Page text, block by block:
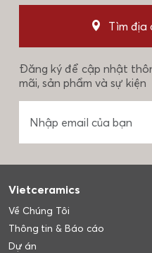
Tìm địa
Đăng ký để cập nhật
mãi, sản phẩm và sự kiện
Vietceramics
Về Chúng Tôi
Thông tin & Báo cáo
Dự án